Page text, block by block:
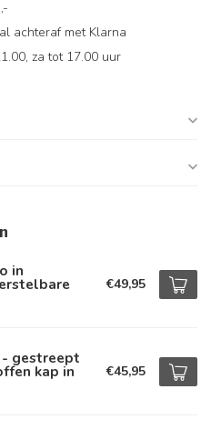
achteraf met Klarna
za tot 17.00 uur
in
€49,95
gestreept
kap in €45,95